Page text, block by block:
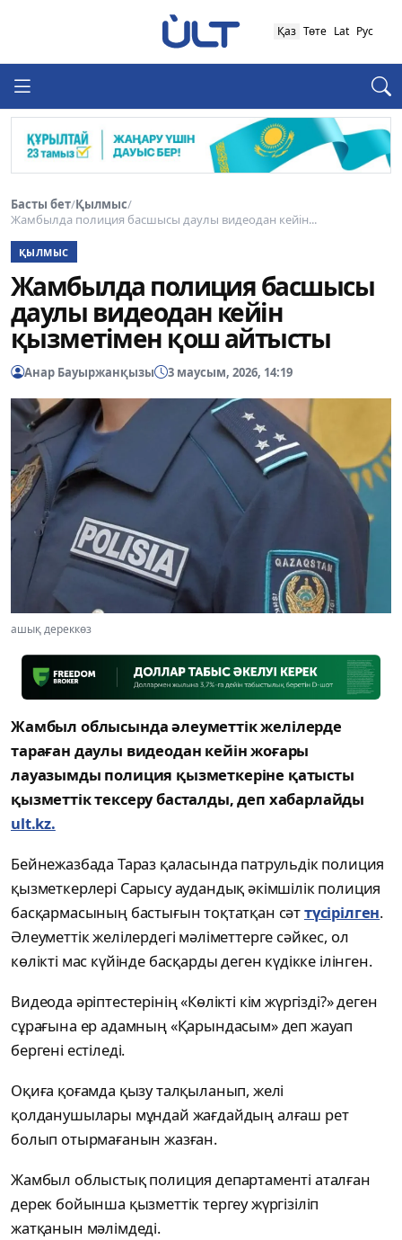
Қаз Төте Lat Рус
Басты бет/Қылмыс/
Жамбылда полиция басшысы даулы видеодан кейін...
ҚЫЛМЫС
Жамбылда полиция басшысы
даулы видеодан кейін
қызметімен қош айтысты
Анар Бауыржанқызы 3 маусым, 2026, 14:19
ашық дереккөз
Жамбыл облысында әлеуметтік желілерде
тараған даулы видеодан кейін жоғары
лауазымды полиция қызметкеріне қатысты
қызметтік тексеру басталды, деп хабарлайды
ult.kz.
Бейнежазбада Тараз қаласында патрульдік полиция
қызметкерлері Сарысу аудандық әкімшілік полиция
басқармасының бастығын тоқтатқан сәттүсірілген.
Әлеуметтік желілердегі мәліметтерге сәйкес, ол
көлікті мас күйінде басқарды деген күдікке ілінген.
Видеода әріптестерінің «Көлікті кім жүргізді?» деген
сұрағына ер адамның «Қарындасым» деп жауап
бергені естіледі.
Оқиға қоғамда қызу талқыланып, желі
қолданушылары мұндай жағдайдың алғаш рет
болып отырмағанын жазған.
Жамбыл облыстық полиция департаменті аталған
дерек бойынша қызметтік тергеу жүргізіліп
жатқанын мәлімдеді.